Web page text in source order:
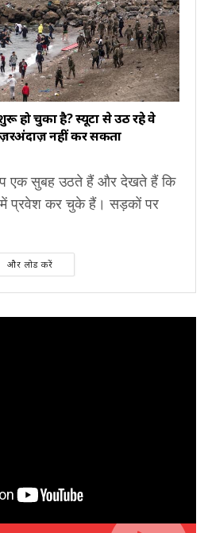
हो चुका है? स्यूटा से उठ रहे वे
नहीं कर सकता
एक सुबह उठते हैं और देखते हैं कि
प्रवेश कर चुके हैं। सड़कों पर
और लोड करें